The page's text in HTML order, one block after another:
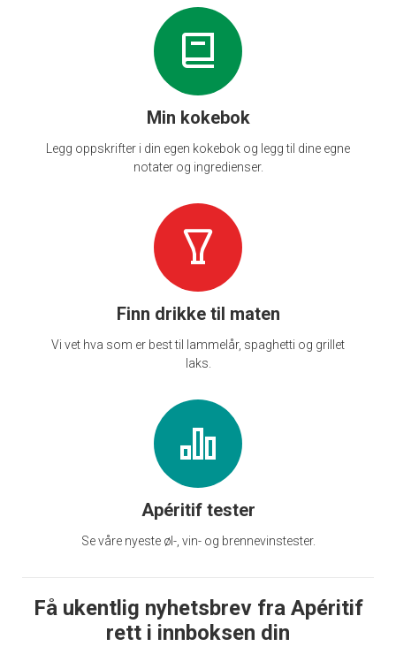
Min kokebok
Legg oppskrifter i din egen kokebok og legg til dine egne
notater og ingredienser.
Finn drikke til maten
Vi vet hva som er best til lammelår, spaghetti og grillet
laks.
Apéritif tester
Se våre nyeste øl-, vin- og brennevinstester.
Få ukentlig nyhetsbrev fra Apéritif
rett i innboksen din